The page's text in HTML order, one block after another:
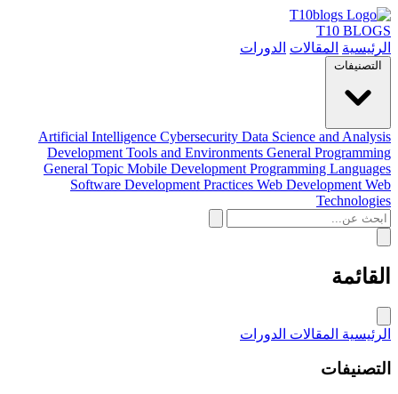
T10 BLOGS
الرئيسية المقالات الدورات
التصنيفات
Artificial Intelligence Cybersecurity Data Science and Analysis
Development Tools and Environments General Programming
General Topic Mobile Development Programming Languages
Software Development Practices Web Development Web
Technologies
القائمة
الرئيسية المقالات الدورات
التصنيفات